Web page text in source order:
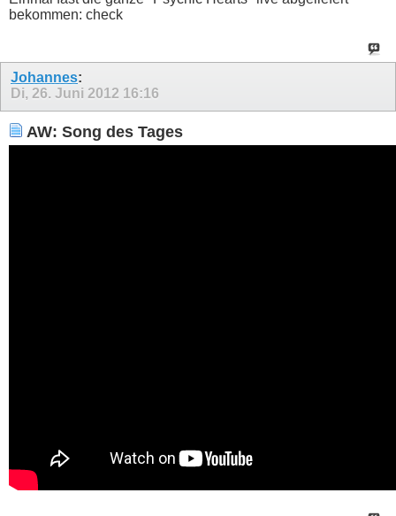
bekommen: check
Johannes:
Di, 26. Juni 2012 16:16
AW: Song des Tages